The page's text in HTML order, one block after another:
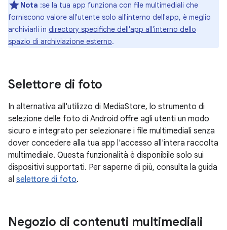
Nota :se la tua app funziona con file multimediali che
forniscono valore all'utente solo all'interno dell'app, è meglio
archiviarli in directory specifiche dell'app all'interno dello
spazio di archiviazione esterno.
Selettore di foto
In alternativa all'utilizzo di MediaStore, lo strumento di
selezione delle foto di Android offre agli utenti un modo
sicuro e integrato per selezionare i file multimediali senza
dover concedere alla tua app l'accesso all'intera raccolta
multimediale. Questa funzionalità è disponibile solo sui
dispositivi supportati. Per saperne di più, consulta la guida
al selettore di foto.
Negozio di contenuti multimediali